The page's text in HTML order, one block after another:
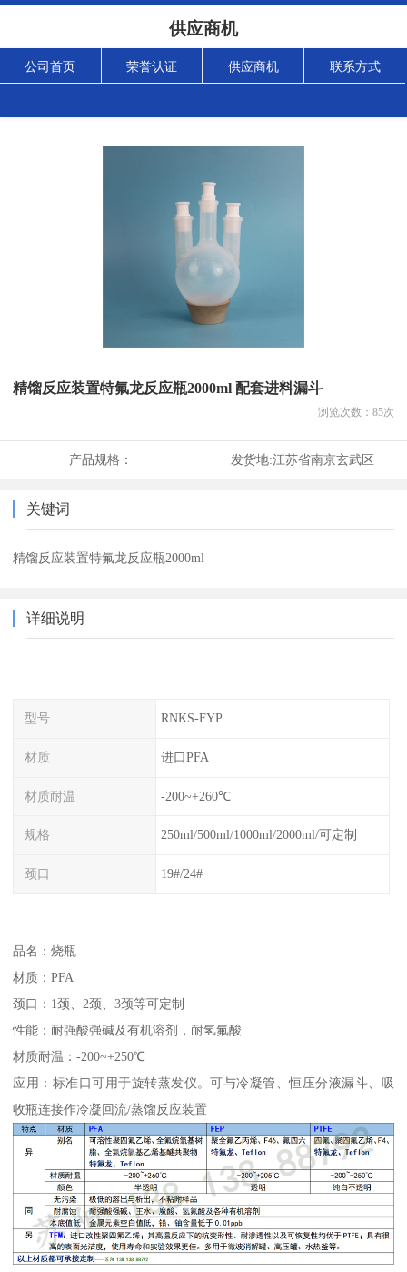
供应商机
公司首页 荣誉认证 供应商机 联系方式
精馏反应装置特氟龙反应瓶2000ml 配套进料漏斗
浏览次数： 85次
产品规格： 发货地:江苏省南京玄武区
关键词
精馏反应装置特氟龙反应瓶2000ml
详细说明
型号 RNKS-FYP
材质 进口PFA
材质耐温 -200~+260℃
规格 250ml/500ml/1000ml/2000ml/可定制
颈口 19#/24#
品名：烧瓶
材质：PFA
颈口：1颈、2颈、3颈等可定制
性能：耐强酸强碱及有机溶剂，耐氢氟酸
材质耐温：-200~+250℃
应用：标准口可用于旋转蒸发仪。可与冷凝管、恒压分液漏斗、吸
收瓶连接作冷凝回流/蒸馏反应装置